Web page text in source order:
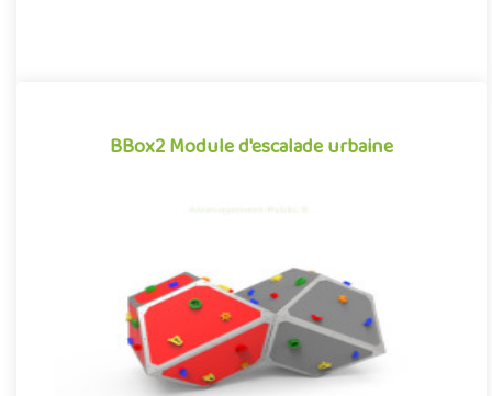
BBox2 Module d'escalade urbaine
Structure d'escalade pour aménagements extérieurs, le module
de grimpe urbaine BBox2 se démarque par son caractère à la
fois ..
Offre partenaire